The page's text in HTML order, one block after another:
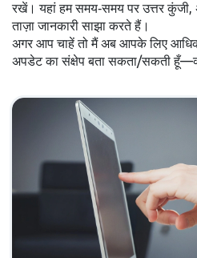
रखें। यहां हम समय‑समय पर उत्तर
ताज़ा जानकारी साझा करते हैं।
अगर आप चाहें तो मैं अब आपके लिए
अपडेट का संक्षेप बता सकता/सकती